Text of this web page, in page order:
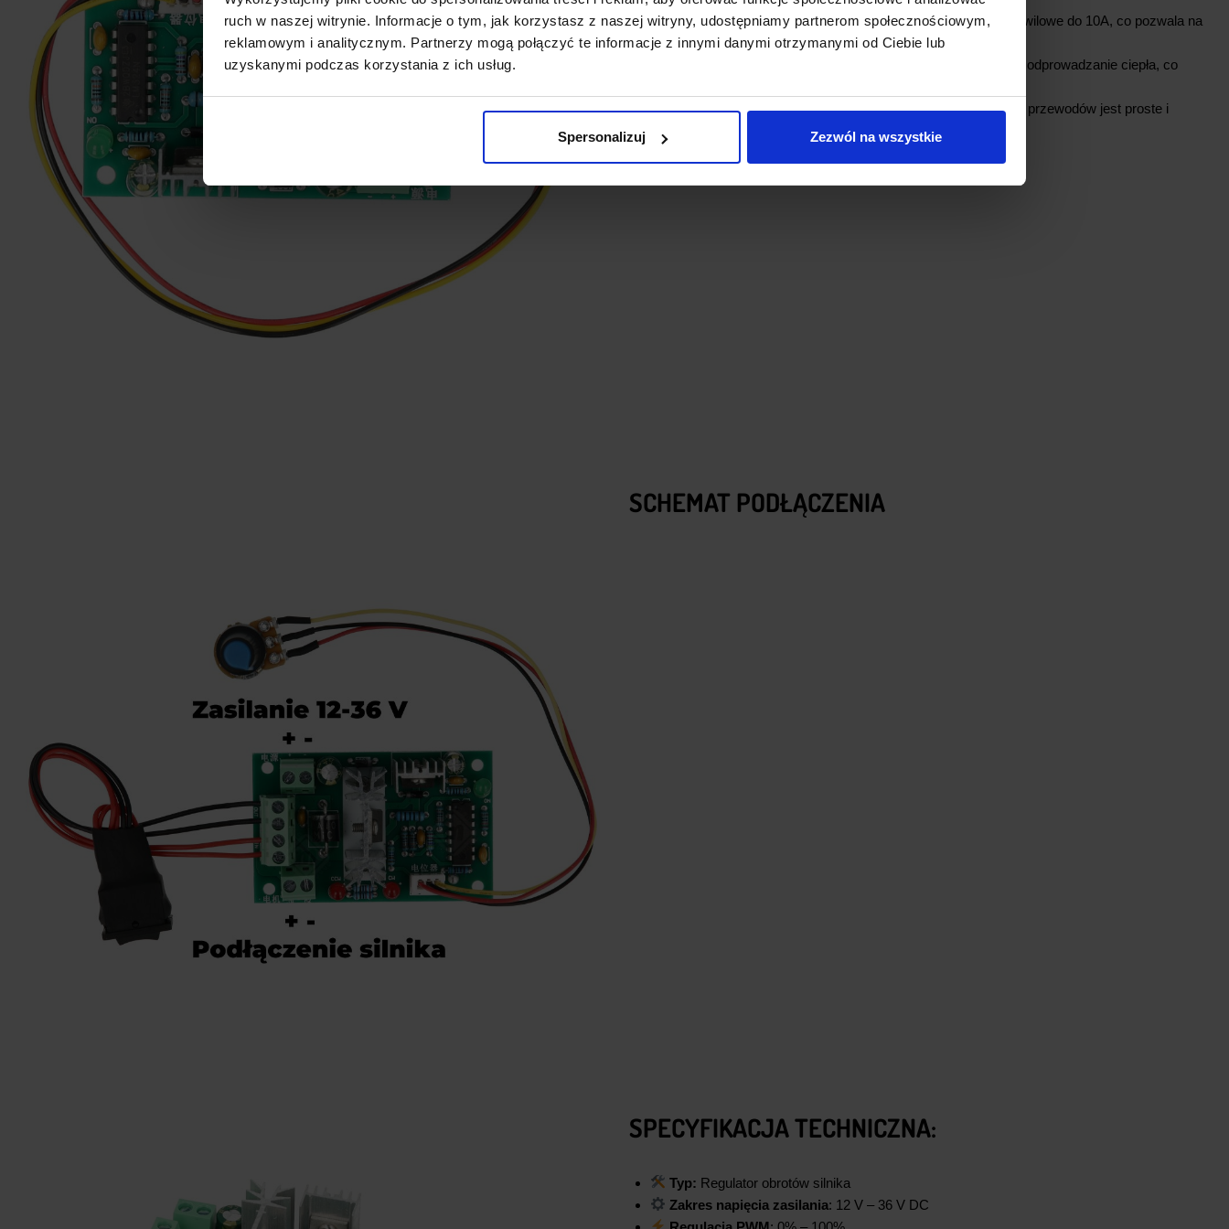
ruch w naszej witrynie. Informacje o tym, jak korzystasz z naszej witryny, udostępniamy partnerom społecznościowym,
reklamowym i analitycznym. Partnerzy mogą połączyć te informacje z innymi danymi otrzymanymi od Ciebie lub
uzyskanymi podczas korzystania z ich usług.
Spersonalizuj Zezwól na wszystkie
Wydajność: Urządzenie obsługuje prądy ciągłe do 5A, a chwilowe do 10A, co pozwala na
sterowanie silnikami o mocy do 120W.
: Duży radiator zapewnia skuteczne odprowadzanie ciepła, co
Łatwy montaż: Dzięki złączom terminal block, podłączanie przewodów jest proste i
szybkie.
SCHEMAT PODŁĄCZENIA
SPECYFIKACJA TECHNICZNA:
Typ: Regulator obrotów silnika
Zakres napięcia zasilania: 12 V – 36 V DC
*Możesz zrezygnować z subskrypcji w
dowolnym momencie.
zł (oprócz PCB).
Imię *